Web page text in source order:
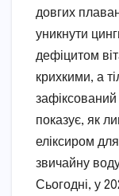
довгих
уникнути
дефіцитом
крихкими, а
зафіксований
показує, як
еліксиром
звичайну
Сьогодні, у